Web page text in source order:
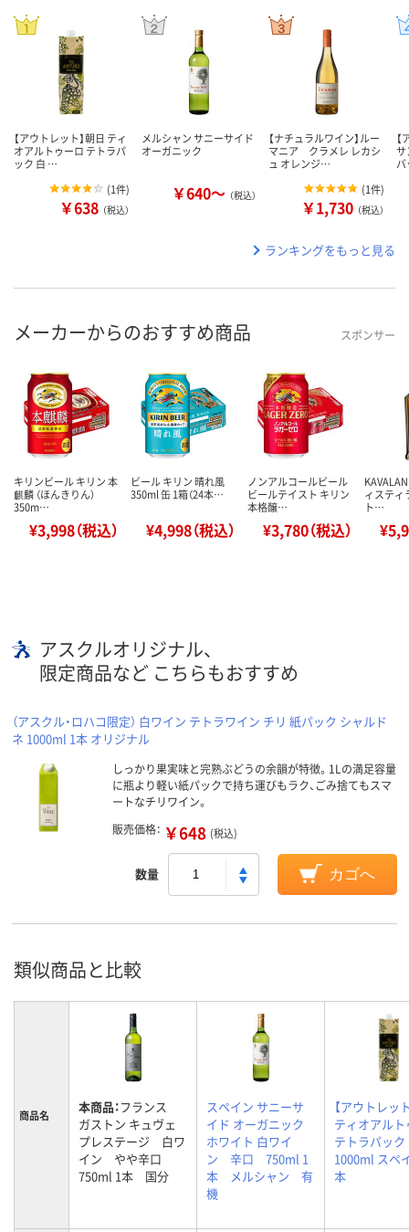
【アウトレット】朝日 ティ
オアルトゥーロ テトラパ
ック 白 …
(1件)
￥638 （税込）
メルシャン サニーサイド
オーガニック
￥640～ （税込）
【ナチュラルワイン】ルー
マニア クラメレ レカシ
ュ オレンジ…
(1件)
￥1,730 （税込）
サ
ランキングをもっと見る
メーカーからのおすすめ商品 スポンサー
キリンビール キリン 本
麒麟 （ほんきりん）
350m…
¥3,998（税込）
ビール キリン 晴れ風
350ml 缶 1箱（24本…
¥4,998（税込）
ノンアルコールビール
ビールテイスト キリン
本格醸…
¥3,780（税込）
KAVALAN
ィスティ
ト…
アスクルオリジナル、
限定商品など こちらもおすすめ
（アスクル・ロハコ限定） 白ワイン テトラワイン チリ 紙パック シャルド
ネ 1000ml 1本 オリジナル
しっかり果実味と完熟ぶどうの余韻が特徴。1Lの満足容量
に瓶より軽い紙パックで持ち運びもラク、ごみ捨てもスマ
ートなチリワイン。
販売価格： ￥648 (税込)
数量 カゴへ
類似商品と比較
商品名 本商品：フランス
ガストン キュヴェ
プレステージ 白ワ
イン やや辛口
750ml 1本 国分
スペイン サニーサ
イド オーガニック
ホワイト 白ワイ
ン 辛口 750ml 1
本 メルシャン 有
機
【アウトレッ
ティオアル
テトラパック
1000ml スペ
本